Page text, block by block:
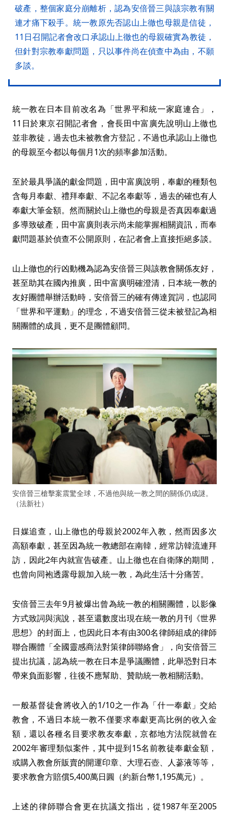
破產，整個家庭分崩離析，認為安倍晉三與該宗教有關
連才痛下殺手。統一教原先否認山上徹也母親是信徒，
11日召開記者會改口承認山上徹也的母親確實為教徒，
但針對宗教奉獻問題，只以事件尚在偵查中為由，不願
多談。
統一教在日本目前改名為「世界平和統一家庭連合」，
11日於東京召開記者會，會長田中富廣先說明山上徹也
並非教徒，過去也未被教會方登記，不過也承認山上徹也
的母親至今都以每個月1次的頻率參加活動。
至於最具爭議的獻金問題，田中富廣說明，奉獻的種類包
含每月奉獻、禮拜奉獻、不記名奉獻等，過去的確也有人
奉獻大筆金額。然而關於山上徹也的母親是否真因奉獻過
多導致破產，田中富廣則表示尚未能掌握相關資訊，而奉
獻問題基於偵查不公開原則，在記者會上直接拒絕多談。
山上徹也的行凶動機為認為安倍晉三與該教會關係友好，
甚至助其在國內推廣，田中富廣明確澄清，日本統一教的
友好團體舉辦活動時，安倍晉三的確有傳達賀詞，也認同
「世界和平運動」的理念，不過安倍晉三從未被登記為相
關團體的成員，更不是團體顧問。
安倍晉三槍擊案震驚全球，不過他與統一教之間的關係仍成謎。
（法新社）
日媒追查，山上徹也的母親於2002年入教，然而因多次
高額奉獻，甚至因為統一教總部在南韓，經常訪韓流連拜
訪，因此2年內就宣告破產。山上徹也在自衛隊的期間，
也曾向同袍透露母親加入統一教，為此生活十分痛苦。
安倍晉三去年9月被爆出曾為統一教的相關團體，以影像
方式致詞與演說，甚至還數度出現在統一教的月刊《世界
思想》的封面上，也因此日本有由300名律師組成的律師
聯合團體「全國靈感商法對策律師聯絡會」，向安倍晉三
提出抗議，認為統一教在日本是爭議團體，此舉恐對日本
帶來負面影響，往後不應幫助、贊助統一教相關活動。
一般基督徒會將收入的1/10之一作為「什一奉獻」交給
教會，不過日本統一教不僅要求奉獻更高比例的收入金
額，還以各種名目要求教友奉獻，京都地方法院就曾在
2002年審理類似案件，其中提到15名前教徒奉獻金額，
或購入教會所販賣的開運印章、大理石壺、人蔘液等等，
要求教會方賠償5,400萬日圓（約新台幣1,195萬元）。
上述的律師聯合會更在抗議文指出，從1987年至2005